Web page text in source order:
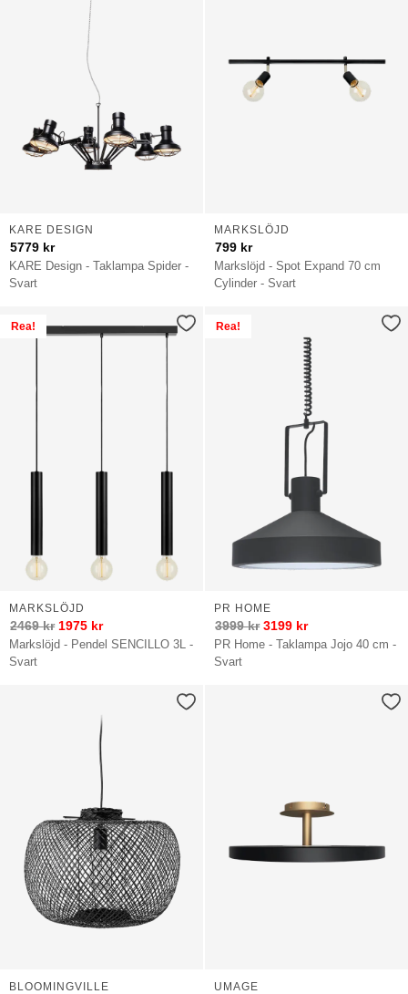
KARE Design - Taklampa Spider -
Svart
KARE DESIGN
5779 kr
Markslöjd - Spot Expand 70 cm
Cylinder - Svart
MARKSLÖJD
799 kr
Rea!
Markslöjd - Pendel SENCILLO 3L -
Svart
MARKSLÖJD
2469kr 1975 kr
Rea!
PR Home - Taklampa Jojo 40 cm -
Svart
PR HOME
3999kr 3199 kr
BLOOMINGVILLE UMAGE